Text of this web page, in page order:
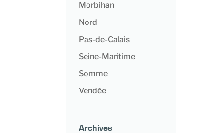
Morbihan
Nord
Pas-de-Calais
Seine-Maritime
Somme
Vendée
Archives